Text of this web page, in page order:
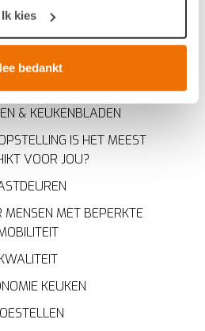
(fingerprinting)
gegevens worden
in het
een keukenproject, op smaak
Door de cookies te
een vloeiende ervaring. Ze
kan en helpen ons om u
ervaring te bieden zoals
.
Ik kies
bedankt
& KEUKENBLADEN
IS HET MEEST
VOOR JOU?
MENSEN MET BEPERKTE
KEUKEN